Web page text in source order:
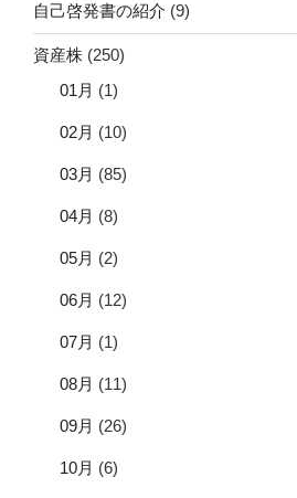
自己啓発書の紹介 (9)
資産株 (250)
01月 (1)
02月 (10)
03月 (85)
04月 (8)
05月 (2)
06月 (12)
07月 (1)
08月 (11)
09月 (26)
10月 (6)